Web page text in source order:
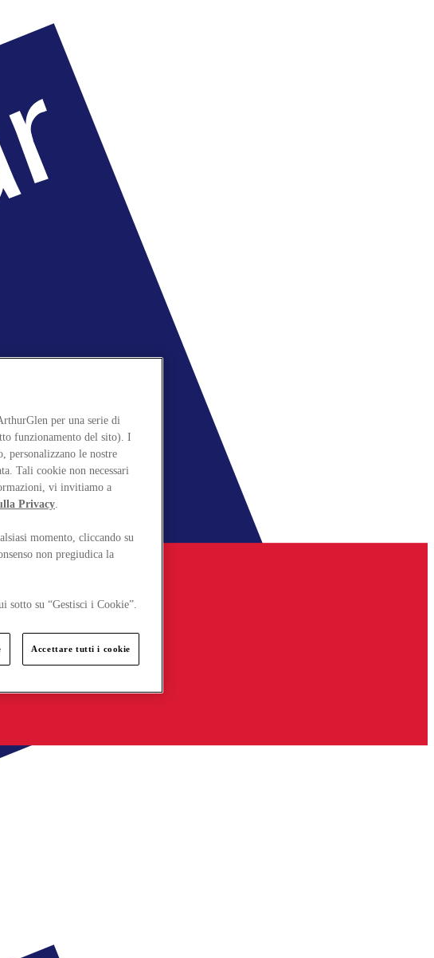
per una serie di
funzionamento del sito). I
personalizzano le nostre
Tali cookie non necessari
vi invitiamo a
Privacy.
momento, cliccando su
non pregiudica la
sotto su “Gestisci i Cookie”.
Accettare tutti i cookie